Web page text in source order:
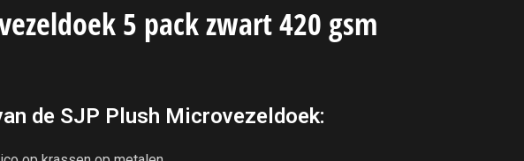
5 pack zwart 420 gsm
de SJP Plush Microvezeldoek: